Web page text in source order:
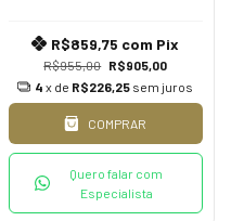
R$955,00 R$905,00
R$859,75 com Pix
4 x de R$226,25 sem juros
COMPRAR
Quero falar com
Especialista